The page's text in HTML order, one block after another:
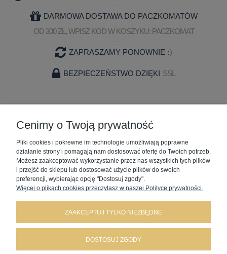
DARMOWA DOSTAWA DO PACZKOMATÓW
OD 300 ZŁ, WPISZ KOD W KOSZYKU: PACZKOMAT
ZAPRASZAMY PONOWNIE :)
BEZPIECZEŃSTWO DZIĘKI SSL
ZAKUPY
POMOC
MOJE KONTO
INFORMACJE
Cenimy o Twoją prywatność
Pliki cookies i pokrewne im technologie umożliwiają poprawne
działanie strony i pomagają nam dostosować ofertę do Twoich potrzeb.
Możesz zaakceptować wykorzystanie przez nas wszystkich tych plików
i przejść do sklepu lub dostosować użycie plików do swoich
preferencji, wybierając opcję "Dostosuj zgody".
Więcej o plikach cookies przeczytasz w naszej Polityce prywatności.
ZAAKCEPTUJ TYLKO NIEZBĘDNE
DOSTOSUJ ZGODY